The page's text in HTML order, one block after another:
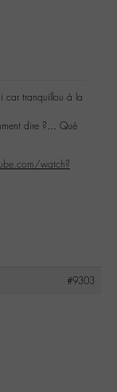
car tranquillou à la
dire ?… Qué
watch?
#9303